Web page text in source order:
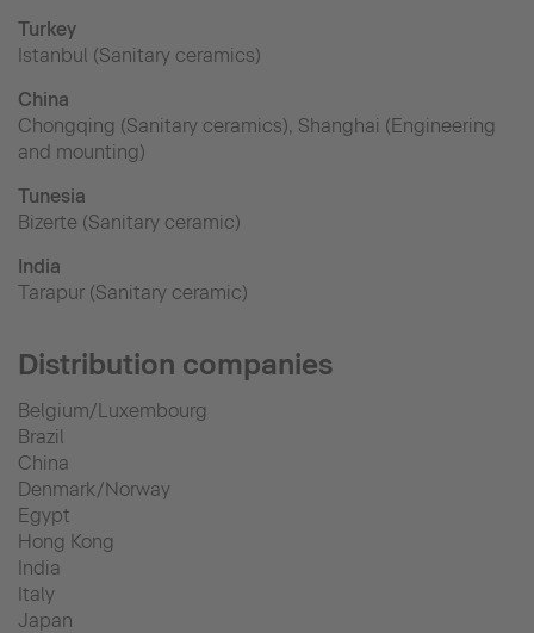
Turkey
Istanbul (Sanitary ceramics)
China
Chongqing (Sanitary ceramics), Shanghai (Engineering
and mounting)
Tunesia
Bizerte (Sanitary ceramic)
India
Tarapur (Sanitary ceramic)
Distribution companies
Belgium/Luxembourg
Brazil
China
Denmark/Norway
Egypt
Hong Kong
India
Italy
Japan